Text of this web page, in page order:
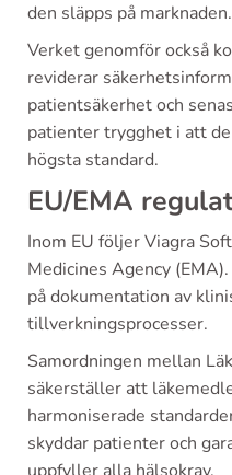
den släpps på marknaden.
Verket genomför också
reviderar
patientsäkerhet och
patienter trygghet i att
högsta standard.
EU/EMA
Inom EU följer Viagra
Medicines Agency
på dokumentation av
tillverkningsprocesser.
Samordningen mellan
säkerställer att
harmoniserade
skyddar patienter och